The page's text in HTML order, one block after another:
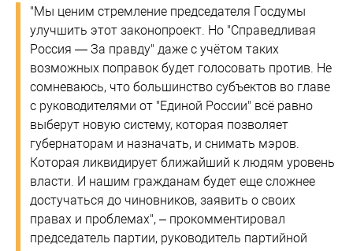
"Мы ценим стремление председателя Госдумы
улучшить этот законопроект. Но "Справедливая
Россия — За правду" даже с учётом таких
возможных поправок будет голосовать против. Не
сомневаюсь, что большинство субъектов во главе
с руководителями от "Единой России" всё равно
выберут новую систему, которая позволяет
губернаторам и назначать, и снимать мэров.
Которая ликвидирует ближайший к людям уровень
власти. И нашим гражданам будет еще сложнее
достучаться до чиновников, заявить о своих
правах и проблемах", – прокомментировал
председатель партии, руководитель партийной